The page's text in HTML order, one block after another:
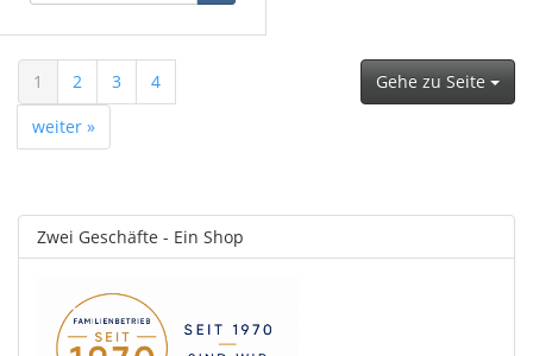
1 2 3
4
weiter »
Gehe zu Seite
Zwei Geschäfte - Ein Shop